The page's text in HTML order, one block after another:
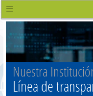
Nuestra
Línea de